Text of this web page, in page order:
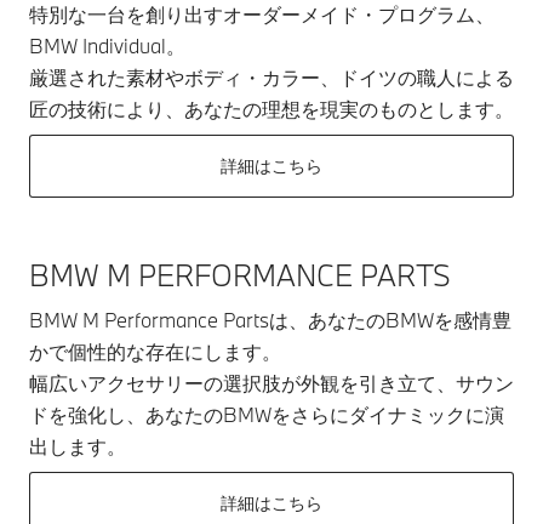
特別な一台を創り出すオーダーメイド・プログラム、
BMW Individual。
厳選された素材やボディ・カラー、ドイツの職人による
匠の技術により、あなたの理想を現実のものとします。
詳細はこちら
BMW M PERFORMANCE PARTS
BMW M Performance Partsは、あなたのBMWを感情豊
かで個性的な存在にします。
幅広いアクセサリーの選択肢が外観を引き立て、サウン
ドを強化し、あなたのBMWをさらにダイナミックに演
出します。
詳細はこちら